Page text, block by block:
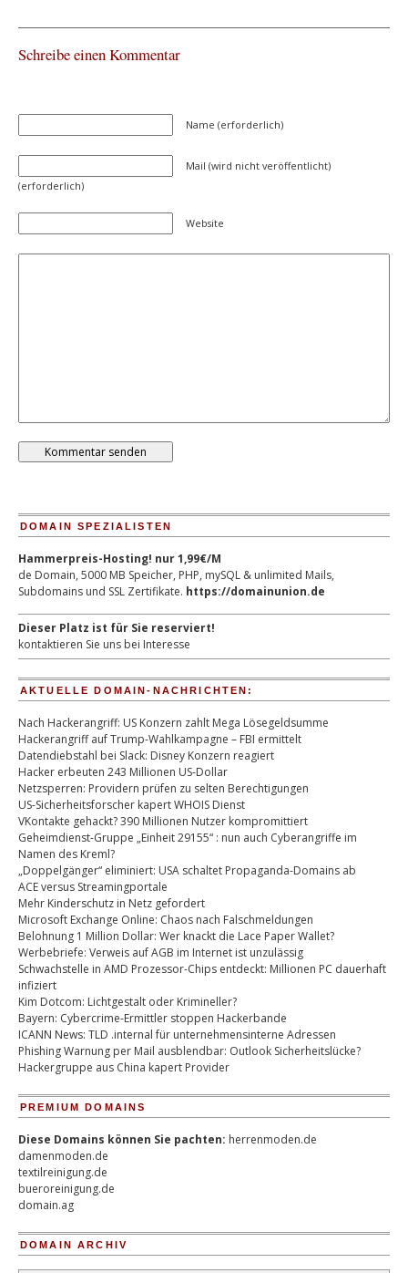
Schreibe einen Kommentar
Name (erforderlich)
Mail (wird nicht veröffentlicht)
(erforderlich)
Website
DOMAIN SPEZIALISTEN
Hammerpreis-Hosting! nur 1,99€/M
de Domain, 5000 MB Speicher, PHP, mySQL & unlimited Mails,
Subdomains und SSL Zertifikate. https://domainunion.de
Dieser Platz ist für Sie reserviert!
kontaktieren Sie uns bei Interesse
AKTUELLE DOMAIN-NACHRICHTEN:
Nach Hackerangriff: US Konzern zahlt Mega Lösegeldsumme
Hackerangriff auf Trump-Wahlkampagne – FBI ermittelt
Datendiebstahl bei Slack: Disney Konzern reagiert
Hacker erbeuten 243 Millionen US-Dollar
Netzsperren: Providern prüfen zu selten Berechtigungen
US-Sicherheitsforscher kapert WHOIS Dienst
VKontakte gehackt? 390 Millionen Nutzer kompromittiert
Geheimdienst-Gruppe „Einheit 29155“ : nun auch Cyberangriffe im
Namen des Kreml?
„Doppelgänger“ eliminiert: USA schaltet Propaganda-Domains ab
ACE versus Streamingportale
Mehr Kinderschutz in Netz gefordert
Microsoft Exchange Online: Chaos nach Falschmeldungen
Belohnung 1 Million Dollar: Wer knackt die Lace Paper Wallet?
Werbebriefe: Verweis auf AGB im Internet ist unzulässig
Schwachstelle in AMD Prozessor-Chips entdeckt: Millionen PC dauerhaft
infiziert
Kim Dotcom: Lichtgestalt oder Krimineller?
Bayern: Cybercrime-Ermittler stoppen Hackerbande
ICANN News: TLD .internal für unternehmensinterne Adressen
Phishing Warnung per Mail ausblendbar: Outlook Sicherheitslücke?
Hackergruppe aus China kapert Provider
PREMIUM DOMAINS
Diese Domains können Sie pachten: herrenmoden.de
damenmoden.de
textilreinigung.de
bueroreinigung.de
domain.ag
DOMAIN ARCHIV